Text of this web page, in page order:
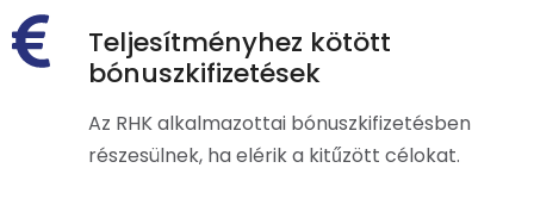
Teljesítményhez kötött
bónuszkifizetések
Az RHK alkalmazottai bónuszkifizetésben
részesülnek, ha elérik a kitűzött célokat.